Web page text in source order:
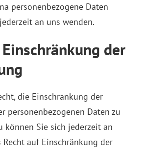
personenbezogene Daten
an uns wenden.
der
die Einschränkung der
personenbezogenen Daten zu
können Sie sich jederzeit an
Recht auf Einschränkung der